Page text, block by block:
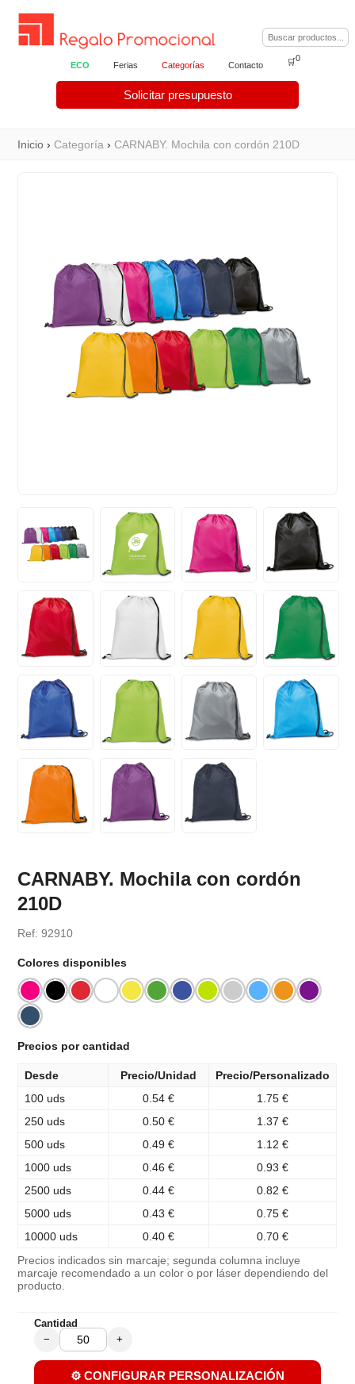
ECO Ferias Categorías Contacto
Solicitar presupuesto
🛒0
Inicio ›Categoría ›CARNABY. Mochila con cordón 210D
CARNABY. Mochila con cordón
210D
Ref: 92910
Colores disponibles
Precios por cantidad
Desde Precio/Unidad
Precio/Personalizado
100 uds
0.54 €
1.75 €
250 uds
0.50 €
1.37 €
500 uds
0.49 €
1.12 €
1000 uds
0.46 €
0.93 €
2500 uds
0.44 €
0.82 €
5000 uds
0.43 €
0.75 €
10000 uds
0.40 € 0.70 €
Precios indicados sin marcaje; segunda columna incluye
marcaje recomendado a un color o por láser dependiendo del
producto.
Cantidad
− +
⚙️ CONFIGURAR PERSONALIZACIÓN